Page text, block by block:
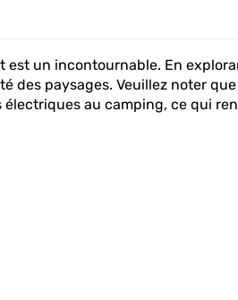
est un incontournable. En
des paysages. Veuillez noter
électriques au camping, ce qui